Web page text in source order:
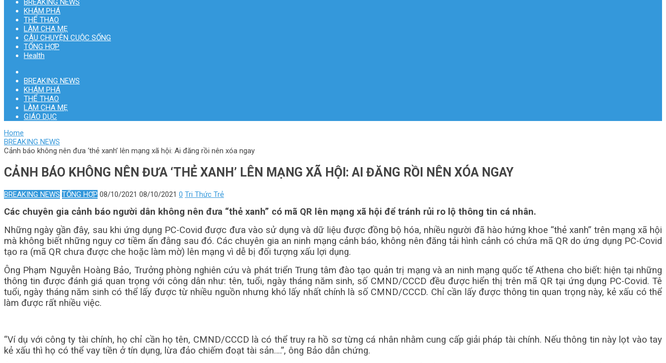
KHÁM PHÁ
THỂ THAO
LÀM CHA MẸ
CÂU CHUYỆN CUỘC SỐNG
TỔNG HỢP
Health
BREAKING NEWS
KHÁM PHÁ
THỂ THAO
LÀM CHA MẸ
GIÁO DỤC
Home
BREAKING NEWS
Cảnh báo không nên đưa ‘thẻ xanh’ lên mạng xã hội: Ai đăng rồi nên xóa ngay
CẢNH BÁO KHÔNG NÊN ĐƯA ‘THẺ XANH’ LÊN MẠNG XÃ HỘI: AI ĐĂNG RỒI NÊN XÓA NGAY
BREAKING NEWS TỔNG HỢP 08/10/2021 08/10/2021 0 Tri Thức Trẻ
Các chuyên gia cảnh báo người dân không nên đưa “thẻ xanh” có mã QR lên mạng xã hội để tránh rủi ro lộ thông tin cá nhân.
Những ngày gần đây, sau khi ứng dụng PC-Covid được đưa vào sử dụng và dữ liệu được đồng bộ hóa, nhiều người đã hào hứng khoe “thẻ xanh” trên mạng xã hội
mà không biết những nguy cơ tiềm ẩn đằng sau đó. Các chuyên gia an ninh mạng cảnh báo, không nên đăng tải hình cảnh có chứa mã QR do ứng dụng PC-Covid
tạo ra (mã QR chưa được che hoặc làm mờ) lên mạng vì dễ bị đối tượng xấu lợi dụng.
Ông Phạm Nguyễn Hoàng Bảo, Trưởng phòng nghiên cứu và phát triển Trung tâm đào tạo quản trị mạng và an ninh mạng quốc tế Athena cho biết: hiện tại những
thông tin được đánh giá quan trọng với công dân như: tên, tuổi, ngày tháng năm sinh, số CMND/CCCD đều được hiển thị trên mã QR tại ứng dụng PC-Covid. Tê
tuổi, ngày tháng năm sinh có thể lấy được từ nhiều nguồn nhưng khó lấy nhất chính là số CMND/CCCD. Chỉ cần lấy được thông tin quan trọng này, kẻ xấu có thể
làm được rất nhiều việc.
“Ví dụ với công ty tài chính, họ chỉ cần họ tên, CMND/CCCD là có thể truy ra hồ sơ từng cá nhân nhằm cung cấp giải pháp tài chính. Nếu thông tin này lọt vào tay
kẻ xấu thì họ có thể vay tiền ở tín dụng, lừa đảo chiếm đoạt tài sản….”, ông Bảo dẫn chứng.